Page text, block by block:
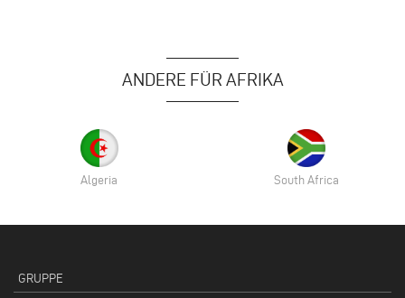
ANDERE FÜR AFRIKA
Algeria South Africa
GRUPPE